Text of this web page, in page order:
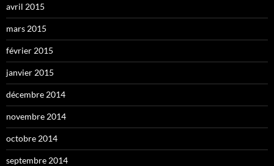
avril 2015
mars 2015
février 2015
janvier 2015
décembre 2014
novembre 2014
octobre 2014
septembre 2014